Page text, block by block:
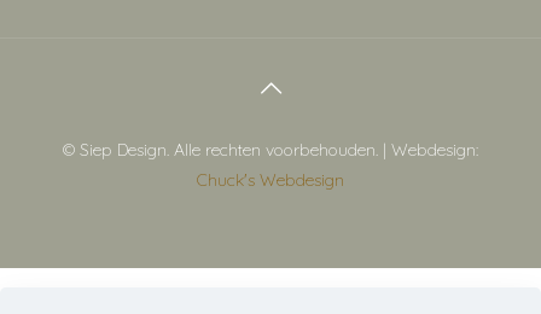
© Siep Design. Alle rechten voorbehouden. | Webdesign:
Chuck's Webdesign